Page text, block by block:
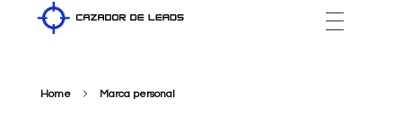
Home Marca personal